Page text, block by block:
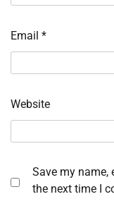
Email *
Website
Save my name,
the next time I